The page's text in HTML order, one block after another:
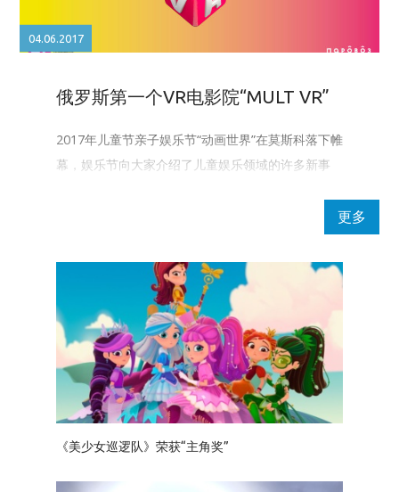
04.06.2017
俄罗斯第一个VR电影院“MULT VR”
2017年儿童节亲子娱乐节“动画世界”在莫斯科落下帷
幕，娱乐节向大家介绍了儿童娱乐领域的许多新事
更多
《美少女巡逻队》荣获“主角奖”